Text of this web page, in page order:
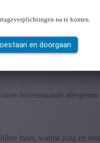
na te komen.
en doorgaan
5-6-7)
7)
bovenstaande
inzet, warme zorg en